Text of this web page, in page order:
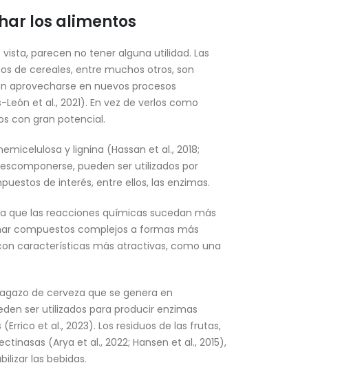
los alimentos
parecen no tener alguna utilidad. Las
de cereales, entre muchos otros, son
aprovecharse en nuevos procesos
et al., 2021). En vez de verlos como
con gran potencial.
y lignina (Hassan et al., 2018;
pueden ser utilizados por
de interés, entre ellos, las enzimas.
que las reacciones químicas sucedan más
compuestos complejos a formas más
características más atractivas, como una
de cerveza que se genera en
ser utilizados para producir enzimas
et al., 2023). Los residuos de las frutas,
(Arya et al., 2022; Hansen et al., 2015),
las bebidas.